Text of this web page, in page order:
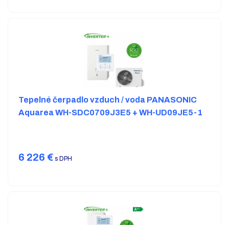
Tepelné čerpadlo vzduch / voda PANASONIC
Aquarea WH-SDC0709J3E5 + WH-UD09JE5-1
6 226 € s DPH